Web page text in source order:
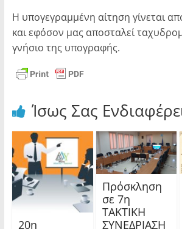
Η υπογεγραμμένη αίτηση γίνεται
και εφόσον μας αποσταλεί
γνήσιο της υπογραφής.
Ίσως Σας
20η
Πρόσκληση
σε 7η
ΤΑΚΤΙΚΗ
ΣΥΝΕΔΡΙΑΣΗ